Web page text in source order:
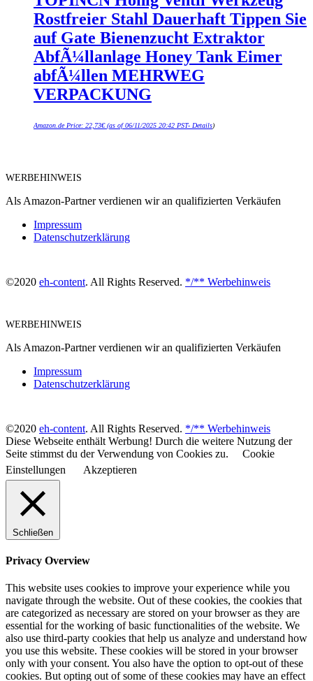
Rostfreier Stahl Dauerhaft Tippen Sie
auf Gate Bienenzucht Extraktor
AbfÃ¼llanlage Honey Tank Eimer
abfÃ¼llen MEHRWEG
VERPACKUNG
Amazon.de Price: 22,73€(as of 06/11/2025 20:42 PST- Details)
WERBEHINWEIS
Als Amazon-Partner verdienen wir an qualifizierten Verkäufen
Impressum
Datenschutzerklärung
©2020 eh-content. All Rights Reserved. */** Werbehinweis
WERBEHINWEIS
Als Amazon-Partner verdienen wir an qualifizierten Verkäufen
Impressum
Datenschutzerklärung
©2020 eh-content. All Rights Reserved. */** Werbehinweis
Diese Webseite enthält Werbung! Durch die weitere Nutzung der
Seite stimmst du der Verwendung von Cookies zu.
Cookie
Einstellungen
Akzeptieren
Schließen
Privacy Overview
This website uses cookies to improve your experience while you
navigate through the website. Out of these cookies, the cookies that
are categorized as necessary are stored on your browser as they are
essential for the working of basic functionalities of the website. We
also use third-party cookies that help us analyze and understand how
you use this website. These cookies will be stored in your browser
only with your consent. You also have the option to opt-out of these
cookies. But opting out of some of these cookies may have an effect